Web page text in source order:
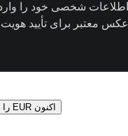
اطلاعات شخصی خود را
عکس معتبر برای تأیید هویت
اکنون EUR را بخرید